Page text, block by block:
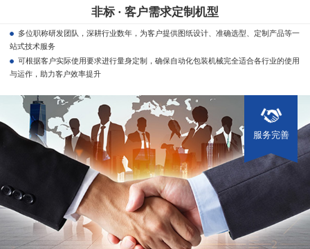
非标 · 客户需求定制机型
多位职称研发团队，深耕行业数年，为客户提供图纸设计、准确选型、定制产品等一
站式技术服务
可根据客户实际使用要求进行量身定制，确保自动化包装机械完全适合各行业的使用
与运作，助力客户效率提升
服务完善